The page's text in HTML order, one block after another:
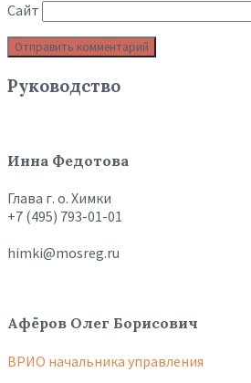
Сайт
Руководство
Инна Федотова
Глава г. о. Химки
+7 (495) 793-01-01
himki@mosreg.ru
Афёров Олег Борисович
ВРИО начальника управления